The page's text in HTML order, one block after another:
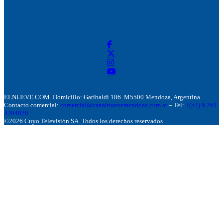
ELNUEVE.COM. Domicillo: Garibaldi 186. M5500 Mendoza, Argentina.
Contacto comercial: comercial@canalnuevemendoza.com.ar – Tel: +(54) 9 261
4204020
©2026 Cuyo Televisión SA. Todos los derechos reservados